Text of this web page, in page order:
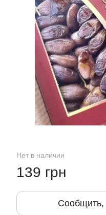
Нет в наличии
139 грн
Сообщить,